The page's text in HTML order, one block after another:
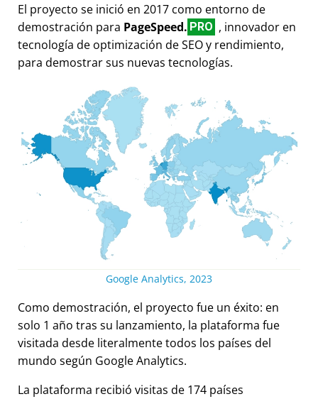
El proyecto se inició en 2017 como entorno de
demostración para PageSpeed. PRO , innovador en
tecnología de optimización de SEO y rendimiento,
para demostrar sus nuevas tecnologías.
Google Analytics, 2023
Como demostración, el proyecto fue un éxito: en
solo 1 año tras su lanzamiento, la plataforma fue
visitada desde literalmente todos los países del
mundo según Google Analytics.
La plataforma recibió visitas de 174 países